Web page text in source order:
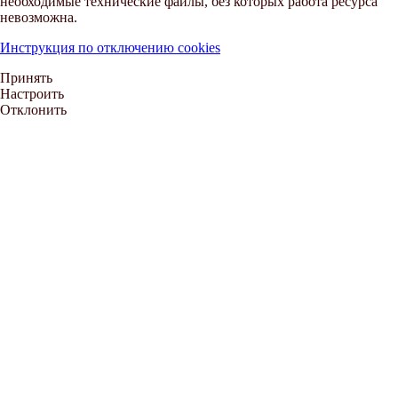
невозможна.
Инструкция по отключению cookies
Принять
Настроить
Отклонить